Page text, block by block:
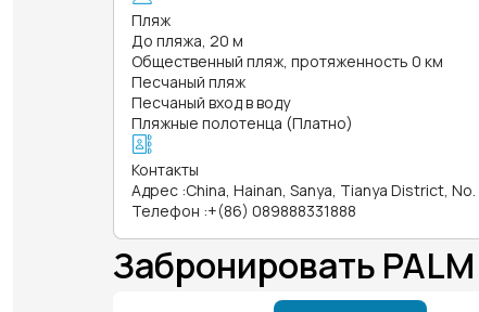
Пляж
До пляжа, 20 м
Общественный пляж, протяженность 0 км
Песчаный пляж
Песчаный вход в воду
Пляжные полотенца (Платно)
Контакты
Адрес :China, Hainan, Sanya, Tianya District,
Телефон :+(86) 089888331888
Забронировать PALM